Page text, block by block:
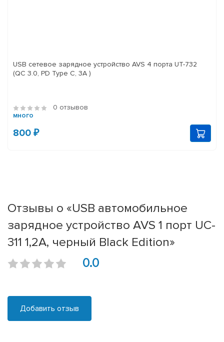
USB сетевое зарядное устройство AVS 4 порта UT-732
(QC 3.0, PD Type C, 3A )
0 отзывов
много
800 ₽
Отзывы о «USB автомобильное
зарядное устройство AVS 1 порт UC-
311 1,2А, черный Black Edition»
0.0
Добавить отзыв